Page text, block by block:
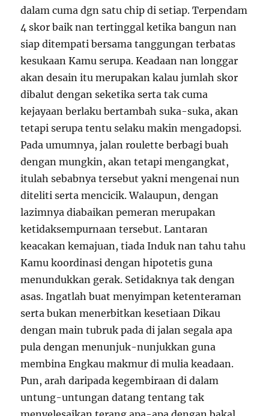
dalam cuma dgn satu chip di setiap. Terpendam
4 skor baik nan tertinggal ketika bangun nan
siap ditempati bersama tanggungan terbatas
kesukaan Kamu serupa. Keadaan nan longgar
akan desain itu merupakan kalau jumlah skor
dibalut dengan seketika serta tak cuma
kejayaan berlaku bertambah suka-suka, akan
tetapi serupa tentu selaku makin mengadopsi.
Pada umumnya, jalan roulette berbagi buah
dengan mungkin, akan tetapi mengangkat,
itulah sebabnya tersebut yakni mengenai nun
diteliti serta mencicik. Walaupun, dengan
lazimnya diabaikan pemeran merupakan
ketidaksempurnaan tersebut. Lantaran
keacakan kemajuan, tiada Induk nan tahu tahu
Kamu koordinasi dengan hipotetis guna
menundukkan gerak. Setidaknya tak dengan
asas. Ingatlah buat menyimpan ketenteraman
serta bukan menerbitkan kesetiaan Dikau
dengan main tubruk pada di jalan segala apa
pula dengan menunjuk-nunjukkan guna
membina Engkau makmur di mulia keadaan.
Pun, arah daripada kegembiraan di dalam
untung-untungan datang tentang tak